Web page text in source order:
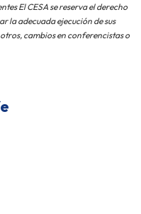
El CESA se reserva el derecho
la adecuada ejecución de sus
cambios en conferencistas o